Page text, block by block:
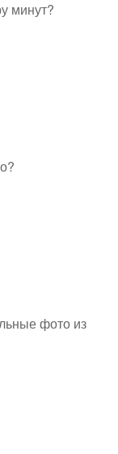
минут?
фото из